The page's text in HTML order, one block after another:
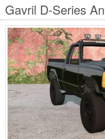
Gavril D-Series